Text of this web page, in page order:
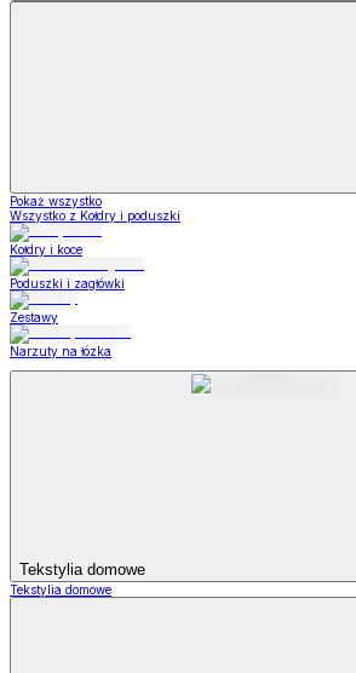
Pokaż wszystko
Wszystko z Kołdry i poduszki
Kołdry i koce
Poduszki i zagłówki
Zestawy
Narzuty na łózka
Tekstylia domowe
Tekstylia domowe